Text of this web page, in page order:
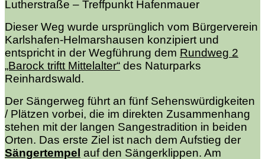
Lutherstraße – Treffpunkt Hafenmauer
Dieser Weg wurde ursprünglich vom Bürgerverein
Karlshafen-Helmarshausen konzipiert und
entspricht in der Wegführung dem Rundweg 2
„Barock triftt Mittelalter“ des Naturparks
Reinhardswald.
Der Sängerweg führt an fünf Sehenswürdigkeiten
/ Plätzen vorbei, die im direkten Zusammenhang
stehen mit der langen Sangestradition in beiden
Orten. Das erste Ziel ist nach dem Aufstieg der
Sängertempel auf den Sängerklippen. Am